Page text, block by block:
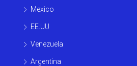
Mexico
EE.UU
Venezuela
Argentina